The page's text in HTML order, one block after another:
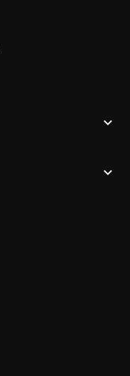
expand_more
expand_more